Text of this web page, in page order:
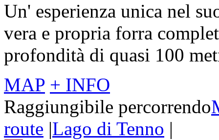
Un' esperienza unica nel
vera e propria forra
profondità di quasi 100
MAP + INFO
Raggiungibile percorrendo
route |Lago di Tenno |